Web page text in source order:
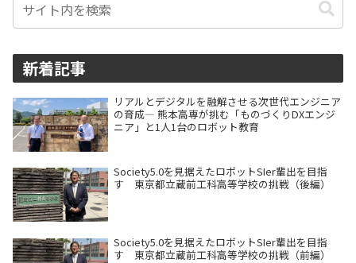
新着記事
リアルとデジタルを融解させる次世代エンジニア
の育成― 熊本高専が挑む「ものづくりDXエンジ
ニア」と1人1台のロボット教育
Society5.0を見据えたロボットSIer輩出を目指
す 東京都立蔵前工科高等学校の挑戦（後編）
Society5.0を見据えたロボットSIer輩出を目指
す 東京都立蔵前工科高等学校の挑戦（前編）